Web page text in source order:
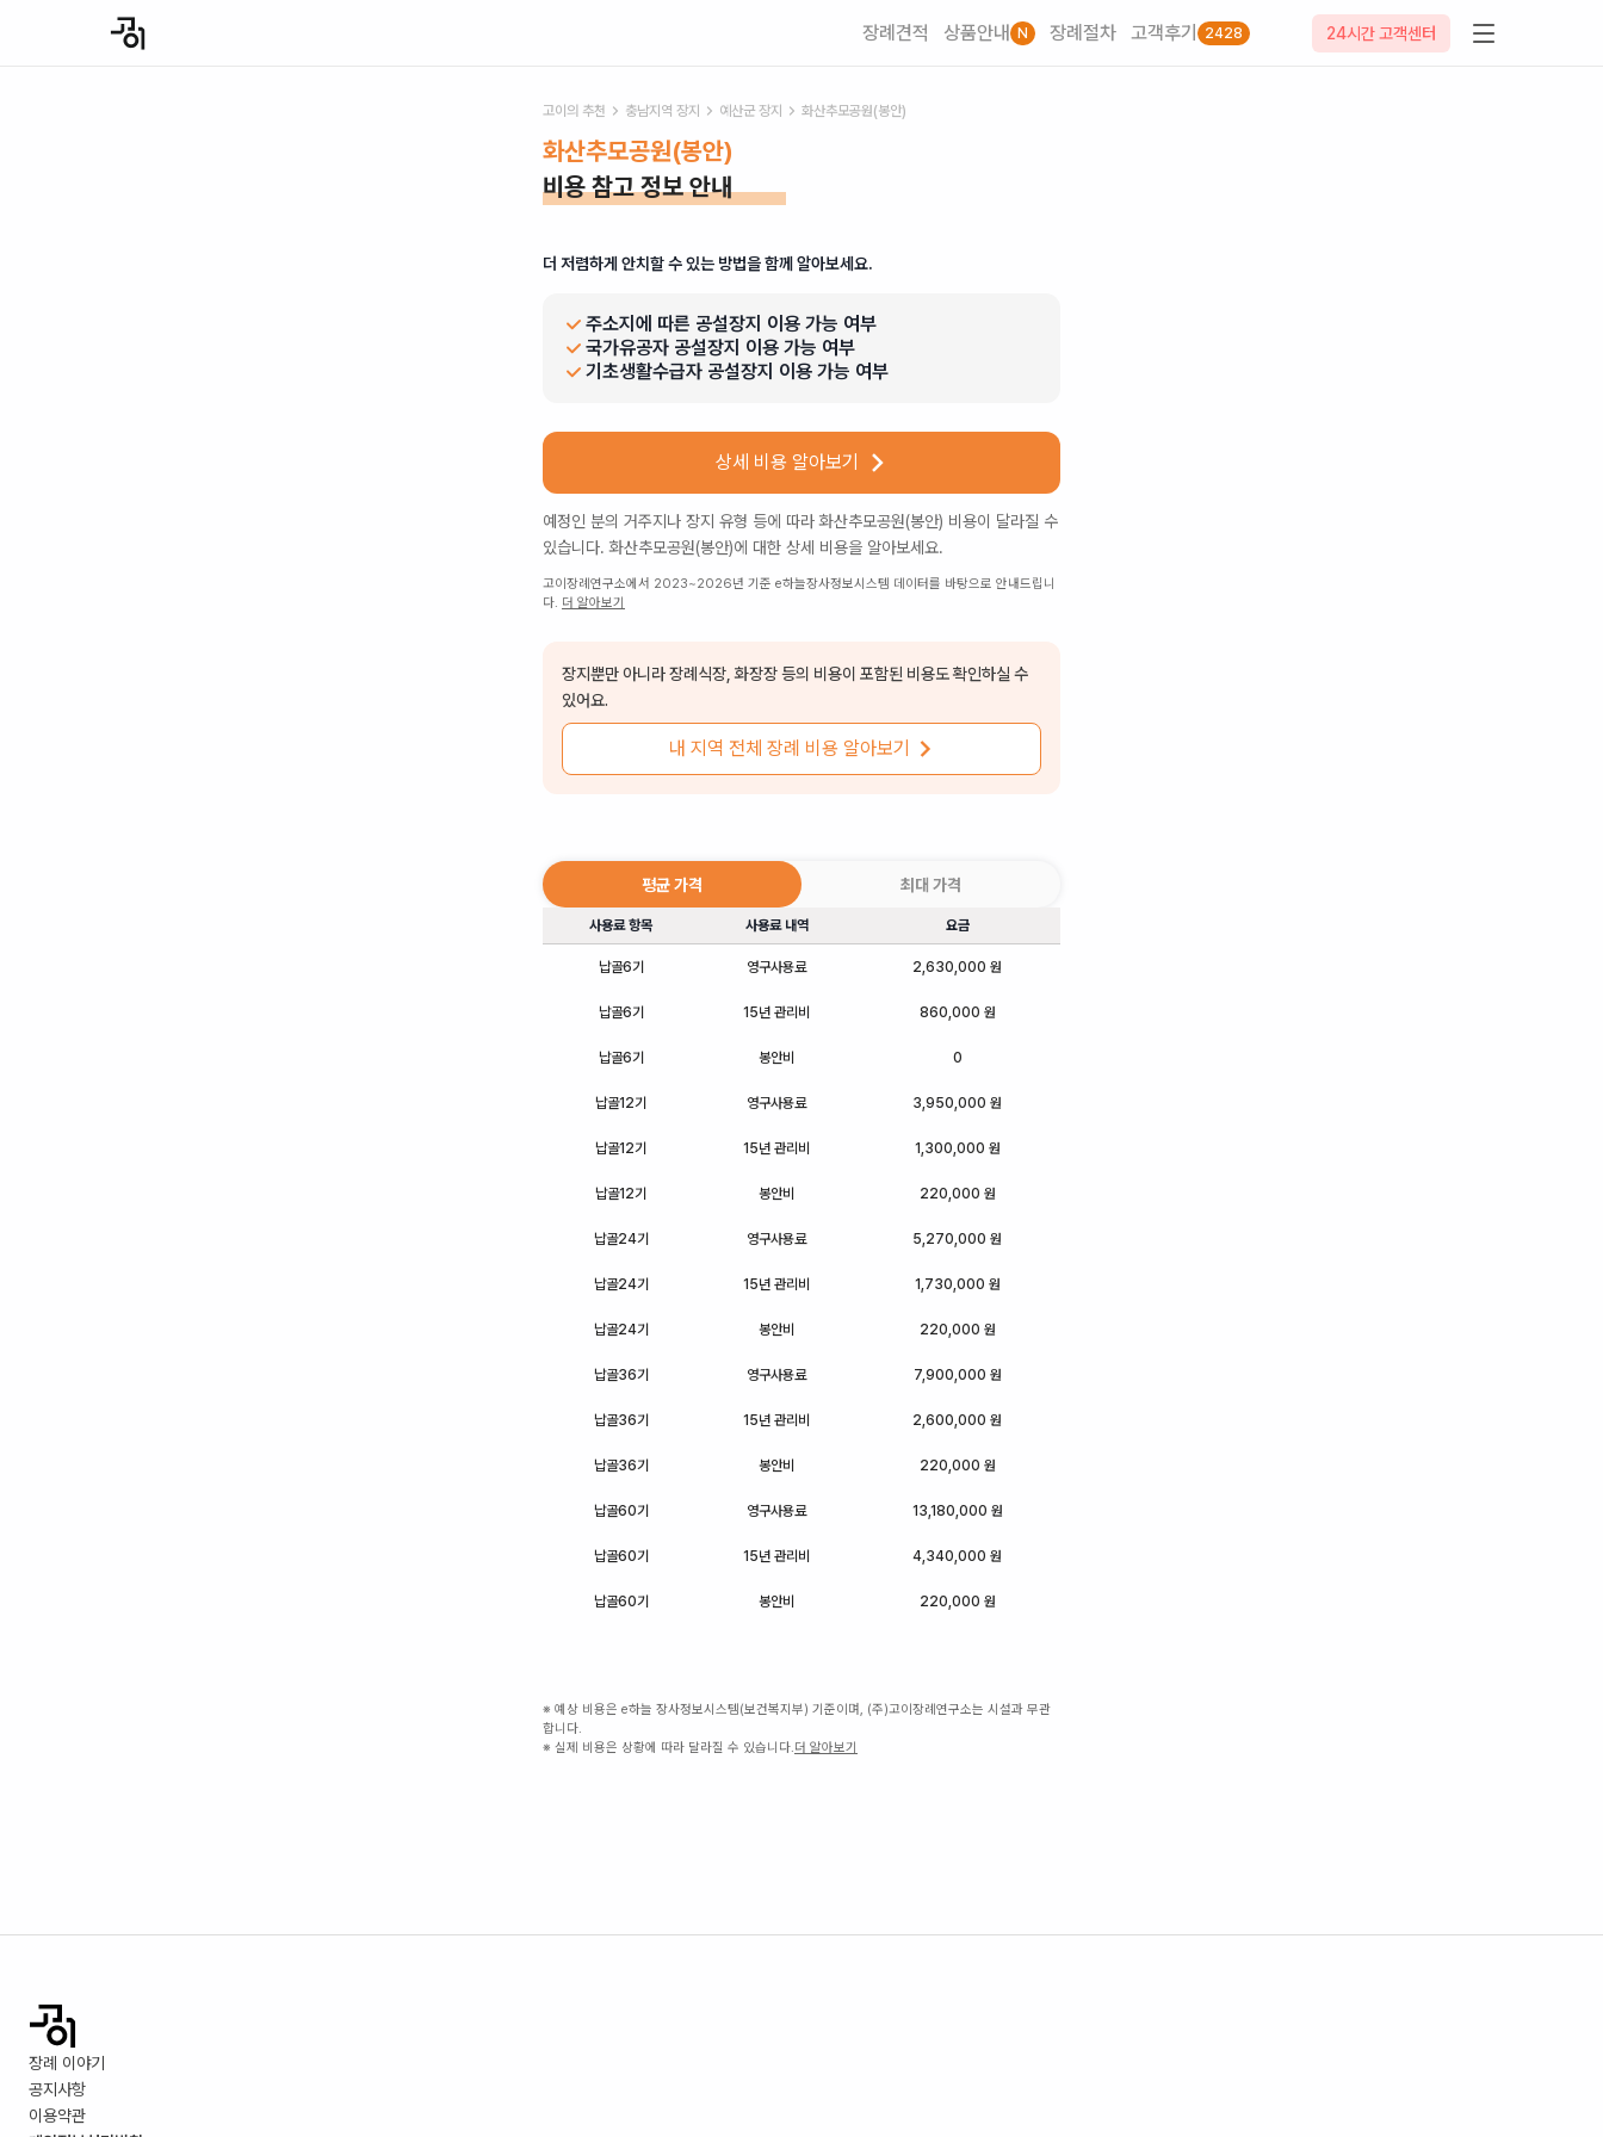
장례견적 상품안내 N 장례절차 고객후기 2428 24시간 고객센터
고이의 추천 충남지역 장지 예산군 장지 화산추모공원(봉안)
화산추모공원(봉안)
비용 참고 정보 안내
더 저렴하게 안치할 수 있는 방법을 함께 알아보세요.
주소지에 따른 공설장지 이용 가능 여부
국가유공자 공설장지 이용 가능 여부
기초생활수급자 공설장지 이용 가능 여부
상세 비용 알아보기
예정인 분의 거주지나 장지 유형 등에 따라화산추모공원(봉안) 비용이 달라질 수
있습니다.화산추모공원(봉안)에 대한 상세 비용을 알아보세요.
고이장례연구소에서 2023~2026년 기준 e하늘장사정보시스템 데이터를 바탕으로 안내드립니
다. 더 알아보기
장지뿐만 아니라 장례식장, 화장장 등의 비용이 포함된 비용도 확인하실 수
있어요.
내 지역 전체 장례 비용 알아보기
평균 가격 최대 가격
사용료 항목 사용료 내역 요금
납골6기 영구사용료 2,630,000 원
납골6기 15년 관리비 860,000 원
납골6기 봉안비 0
납골12기 영구사용료 3,950,000 원
납골12기 15년 관리비 1,300,000 원
납골12기 봉안비 220,000 원
납골24기 영구사용료 5,270,000 원
납골24기 15년 관리비 1,730,000 원
납골24기 봉안비 220,000 원
납골36기 영구사용료 7,900,000 원
납골36기 15년 관리비 2,600,000 원
납골36기 봉안비 220,000 원
납골60기 영구사용료 13,180,000 원
납골60기 15년 관리비 4,340,000 원
납골60기 봉안비 220,000 원
※ 예상 비용은 e하늘 장사정보시스템(보건복지부) 기준이며, (주)고이장례연구소는 시설과 무관
합니다.
※ 실제 비용은 상황에 따라 달라질 수 있습니다.더 알아보기
장례 이야기
공지사항
이용약관